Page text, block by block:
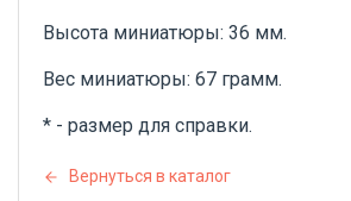
Высота миниатюры: 36 мм.
Вес миниатюры: 67 грамм.
* - размер для справки.
Вернуться в каталог